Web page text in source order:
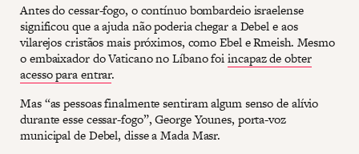
Antes do cessar-fogo, o contínuo bombardeio israelense
significou que a ajuda não poderia chegar a Debel e aos
vilarejos cristãos mais próximos, como Ebel e Rmeish. Mesmo
o embaixador do Vaticano no Líbano foiincapaz de obter
acesso para entrar.
Mas “as pessoas finalmente sentiram algum senso de alívio
durante esse cessar-fogo”, George Younes, porta-voz
municipal de Debel, disse a Mada Masr.